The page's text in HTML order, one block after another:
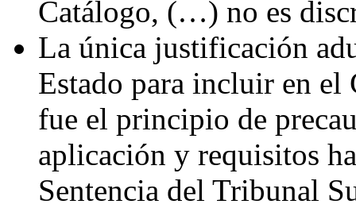
Catálogo, (…) no es
La única justificación
Estado para incluir en el
fue el principio de
aplicación y requisitos
Sentencia del Tribunal